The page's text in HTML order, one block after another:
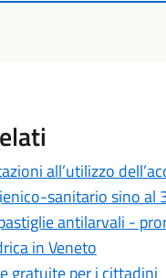
all’utilizzo
sanitario sino al
antilarvali -
in Veneto
gratuite per i cittadini